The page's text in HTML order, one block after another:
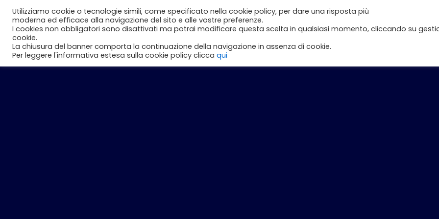
contenuto
Perché noi Studenti Aziende Inizia con DLI Corsi
Utilizziamo cookie o tecnologie simili, come specificato nella cookie policy, per dare una risposta più
moderna ed efficace alla navigazione del sito e alle vostre preferenze.
I cookies non obbligatori sono disattivati ma potrai modificare questa scelta in qualsiasi momento, cliccando su
cookie.
La chiusura del banner comporta la continuazione della navigazione in assenza di cookie.
Per leggere l'informativa estesa sulla cookie policy clicca qui